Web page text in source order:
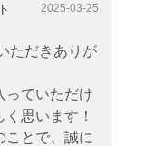
2025-03-25
ただきありが
っていただけ
思います！
ことで、誠に